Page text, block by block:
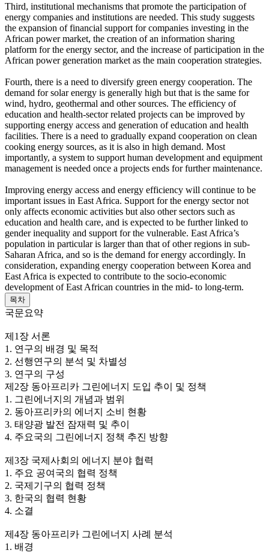
Third, institutional mechanisms that promote the participation of
energy companies and institutions are needed. This study suggests
the expansion of financial support for companies investing in the
African power market, the creation of an information sharing
platform for the energy sector, and the increase of participation in the
African power generation market as the main cooperation strategies.
Fourth, there is a need to diversify green energy cooperation. The
demand for solar energy is generally high but that is the same for
wind, hydro, geothermal and other sources. The efficiency of
education and health-sector related projects can be improved by
supporting energy access and generation of education and health
facilities. There is a need to gradually expand cooperation on clean
cooking energy sources, as it is also in high demand. Most
importantly, a system to support human development and equipment
management is needed once a projects ends for further maintenance.
Improving energy access and energy efficiency will continue to be
important issues in East Africa. Support for the energy sector not
only affects economic activities but also other sectors such as
education and health care, and is expected to be further linked to
gender inequality and support for the vulnerable. East Africa’s
population in particular is larger than that of other regions in sub-
Saharan Africa, and so is the demand for energy accordingly. In
consideration, expanding energy cooperation between Korea and
East Africa is expected to contribute to the socio-economic
development of East African countries in the mid- to long-term.
목차
국문요약
제1장 서론
1. 연구의 배경 및 목적
2. 선행연구의 분석 및 차별성
3. 연구의 구성
제2장 동아프리카 그린에너지 도입 추이 및 정책
1. 그린에너지의 개념과 범위
2. 동아프리카의 에너지 소비 현황
3. 태양광 발전 잠재력 및 추이
4. 주요국의 그린에너지 정책 추진 방향
제3장 국제사회의 에너지 분야 협력
1. 주요 공여국의 협력 정책
2. 국제기구의 협력 정책
3. 한국의 협력 현황
4. 소결
제4장 동아프리카 그린에너지 사례 분석
1. 배경